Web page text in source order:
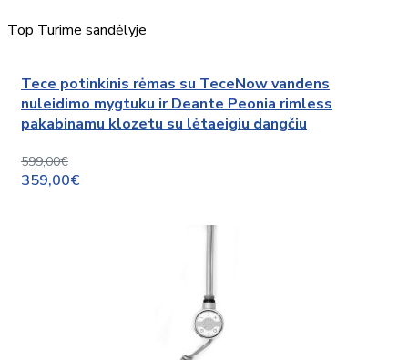
Top Turime sandėlyje
Tece potinkinis rėmas su TeceNow vandens
nuleidimo mygtuku ir Deante Peonia rimless
pakabinamu klozetu su lėtaeigiu dangčiu
599,00€
359,00€